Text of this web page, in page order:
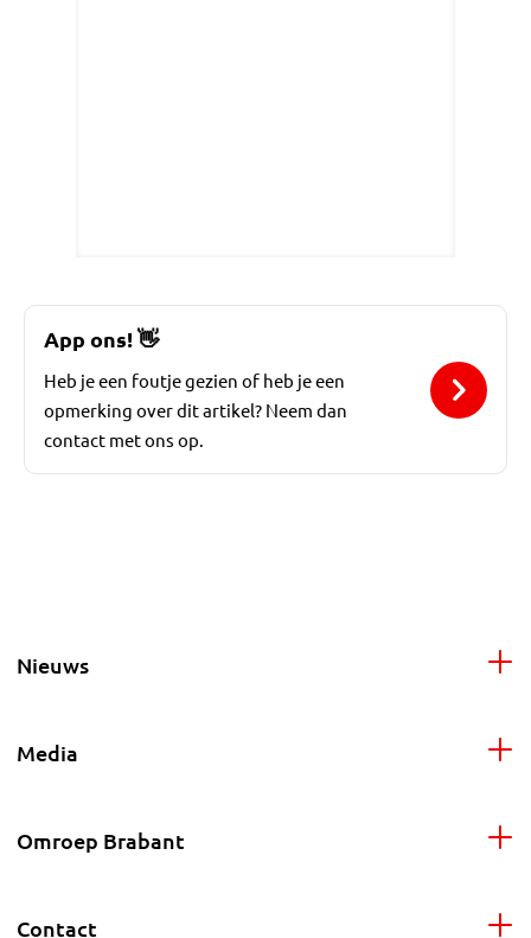
App ons!👋
Heb je een foutje gezien of heb je een
opmerking over dit artikel? Neem dan
contact met ons op.
Nieuws
Media
Omroep Brabant
Contact